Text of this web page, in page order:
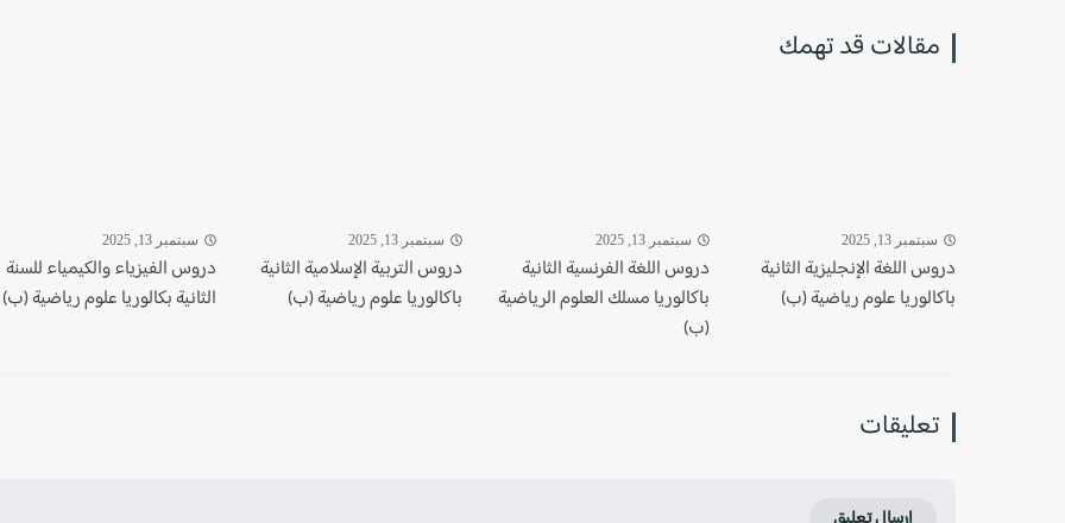
مقالات قد تهمك
سبتمبر 13, 2025
دروس اللغة الإنجليزية الثانية
باكالوريا علوم رياضية (ب)
سبتمبر 13, 2025
دروس اللغة الفرنسية الثانية
باكالوريا مسلك العلوم الرياضية
(ب)
سبتمبر 13, 2025
دروس التربية الإسلامية الثانية
باكالوريا علوم رياضية (ب)
سبتمبر 13, 2025
دروس الفيزياء والكيمياء للسنة
الثانية بكالوريا علوم رياضية (ب)
تعليقات